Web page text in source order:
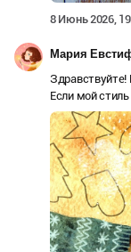
8 Июнь 2026,
Мария
Здравствуйте!
Если мой